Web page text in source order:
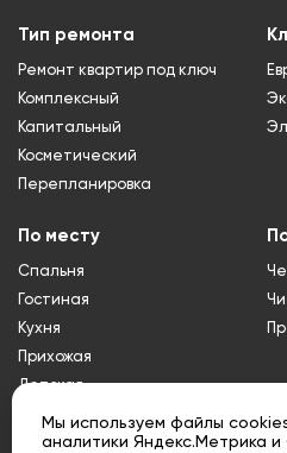
Тип ремонта
Ремонт квартир под ключ
Комплексный
Капитальный
Косметический
Перепланировка
По месту
Спальня
Гостиная
Кухня
Прихожая
Детская
Туалет
Ванная
Мы используем файлы
аналитики Яндекс.Метрика